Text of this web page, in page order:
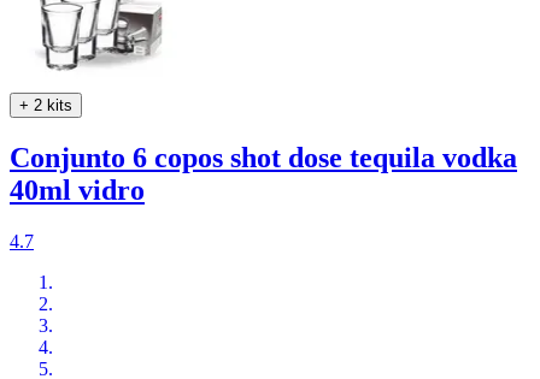
+ 2 kits
Conjunto 6 copos shot dose tequila vodka
40ml vidro
4.7